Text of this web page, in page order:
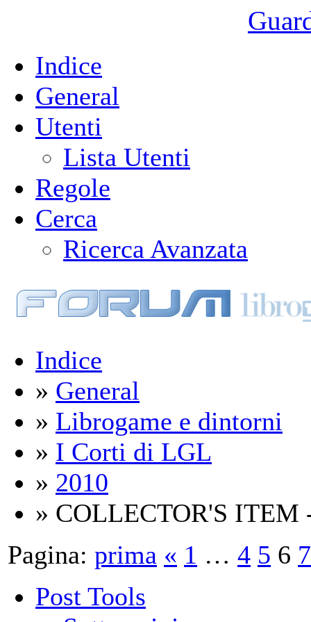
Indice
General
Utenti
Lista Utenti
Regole
Cerca
Ricerca Avanzata
Indice
» General
» Librogame e dintorni
» I Corti di LGL
» 2010
» COLLECTOR'S ITEM
Pagina: prima « 1 … 4 5 6 7
Post Tools